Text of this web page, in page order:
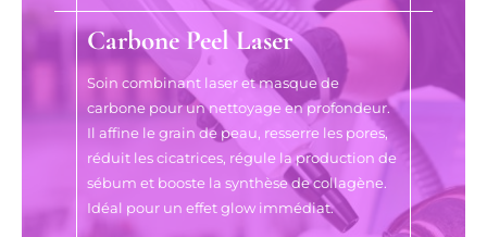
Carbone Peel Laser
Soin combinant laser et masque de
carbone pour un nettoyage en profondeur.
Il affine le grain de peau, resserre les pores,
réduit les cicatrices, régule la production de
sébum et booste la synthèse de collagène.
Idéal pour un effet glow immédiat.